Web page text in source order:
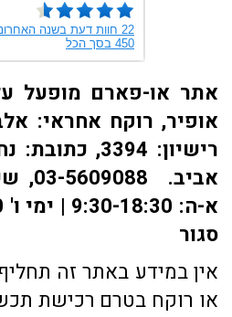
אתר או-פארם מופעל
אופיר, רוקח אחראי:
סגור
אין במידע באתר זה
או רוקח בטרם רכישת